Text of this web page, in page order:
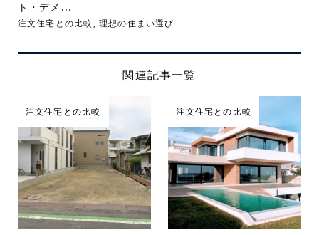
ト・デメ...
注文住宅との比較 , 理想の住まい選び
関連記事一覧
注文住宅との比較 注文住宅との比較